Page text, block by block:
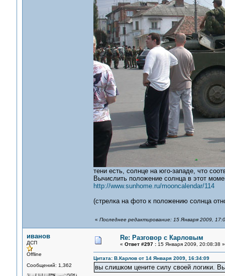
тени есть, солнце на юго-западе, что
Вычислить положение солнца в этот
http://www.sunhome.ru/mooncalendar/114
(стрелка на фото к положению солнца
« Последнее редактирование: 15 Января 2009,
иванов
ДСП
Offline
Сообщений: 1,362
Re: Разговор с Карловым
« Ответ #297 :15 Января 2009, 20:08:38 »
Цитата: В.Карлов от 14 Января 2009, 16:34:09
вы слишком цените силу своей логики.